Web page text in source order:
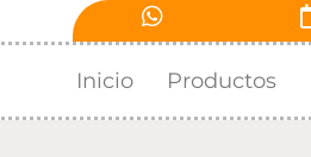
Inicio Productos